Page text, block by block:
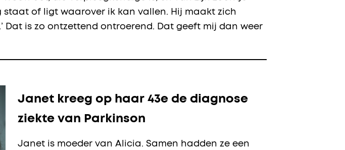
of ligt waarover ik kan vallen. Hij maakt zich
is zo ontzettend ontroerend. Dat geeft mij dan weer
Janet kreeg op haar 43e de diagnose
ziekte van Parkinson
Janet is moeder van Alicia. Samen hadden ze een